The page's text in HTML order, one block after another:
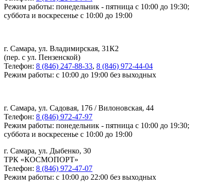
Режим работы: понедельник - пятница с 10:00 до 19:30;
суббота и воскресенье с 10:00 до 19:00
г. Самара, ул. Владимирская, 31К2
(пер. с ул. Пензенской)
Телефон: 8 (846) 247-88-33, 8 (846) 972-44-04
Режим работы: с 10:00 до 19:00 без выходных
г. Самара, ул. Садовая, 176 / Вилоновская, 44
Телефон: 8 (846) 972-47-97
Режим работы: понедельник - пятница с 10:00 до 19:30;
суббота и воскресенье с 10:00 до 19:00
г. Самара, ул. Дыбенко, 30
ТРК «КОСМОПОРТ»
Телефон: 8 (846) 972-47-07
Режим работы: с 10:00 до 22:00 без выходных